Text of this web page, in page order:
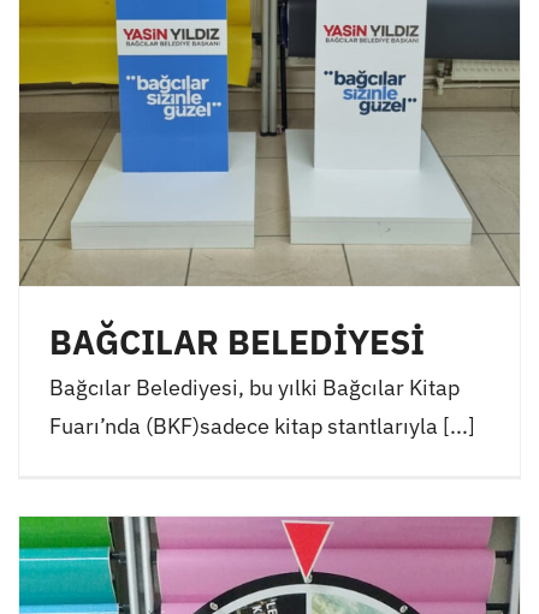
BAĞCILAR BELEDİYESİ
Bağcılar Belediyesi, bu yılki Bağcılar Kitap
Fuarı’nda (BKF)sadece kitap stantlarıyla [...]